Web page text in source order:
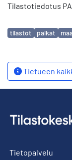
Tilastotiedotus PA
Avainsanat
tilastot palkat
Tietueen
Tietopalvelu